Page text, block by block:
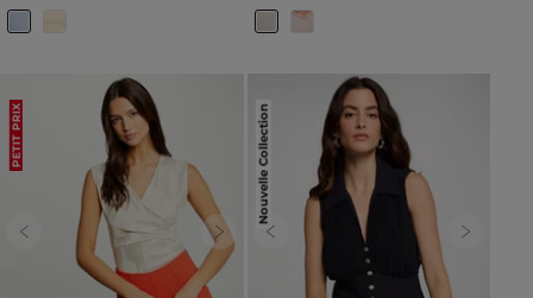
PETIT PRIX
Previous Next
Nouvelle Collection
Previous Next